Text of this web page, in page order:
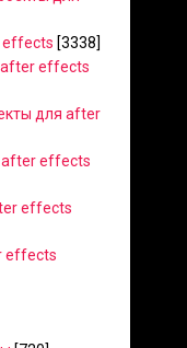
effects [3338]
after effects
для after
after effects
effects
effects